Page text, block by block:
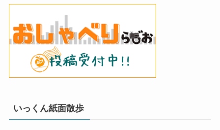
いっくん紙面散歩